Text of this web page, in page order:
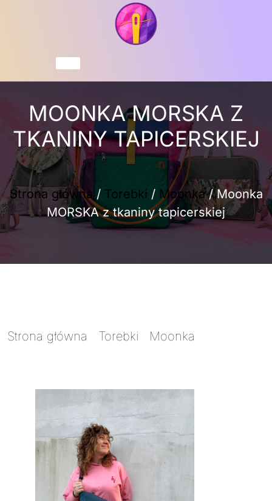
MOONKA MORSKA Z
TKANINY TAPICERSKIEJ
Strona główna / Torebki / Moonka/ Moonka
MORSKA z tkaniny tapicerskiej
Strona główna Torebki Moonka